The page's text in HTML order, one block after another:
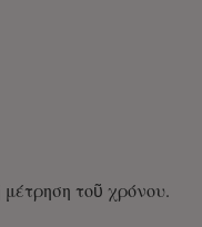
τοῦ χρόνου.